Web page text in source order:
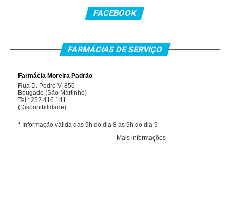
FACEBOOK
FARMÁCIAS DE SERVIÇO